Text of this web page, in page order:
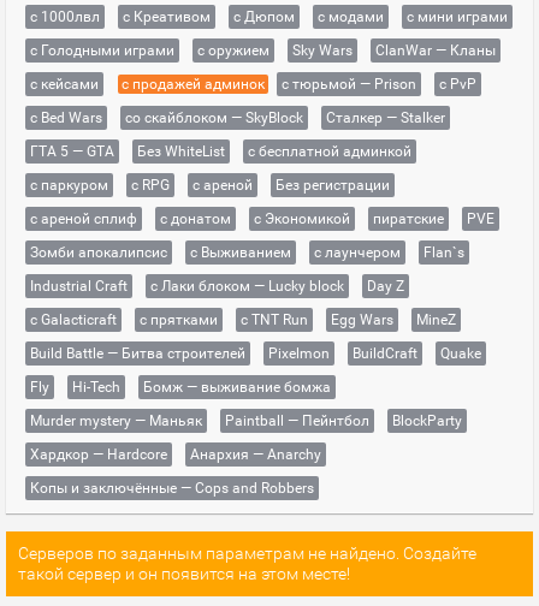
с 1000лвл c Креативом с Дюпом с модами
с мини играми
с Голодными играми
с оружием Sky Wars
ClanWar — Кланы
с кейсами
с продажей админок с тюрьмой — Prison
с PvP
с Bed Wars
со скайблоком — SkyBlock
Сталкер — Stalker
ГТА 5 — GTA
Без WhiteList
с бесплатной админкой
с паркуром
с RPG с ареной
Без регистрации
с ареной сплиф
с донатом с Экономикой пиратские
PVE
Зомби апокалипсис
с Выживанием с лаунчером
Flan`s
Industrial Craft
с Лаки блоком — Lucky block
Day Z
с Galacticraft
с прятками с TNT Run Egg Wars
MineZ
Build Battle — Битва строителей
Pixelmon BuildCraft
Quake
Fly
Hi-Tech
Бомж — выживание бомжа
Murder mystery — Маньяк
Paintball — Пейнтбол
BlockParty
Хардкор — Hardcore
Анархия — Anarchy
Копы и заключённые — Cops and Robbers
Серверов по заданным параметрам не найдено. Создайте
такой сервер и он появится на этом месте!